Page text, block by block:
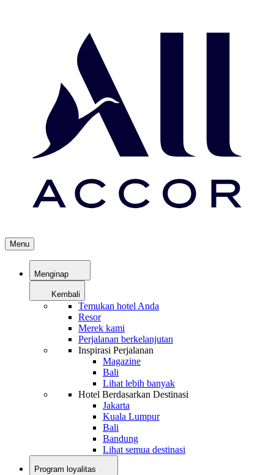
Menu
Menginap
Kembali
Temukan hotel Anda
Resor
Merek kami
Perjalanan berkelanjutan
Inspirasi Perjalanan
Magazine
Bali
Lihat lebih banyak
Hotel Berdasarkan Destinasi
Jakarta
Kuala Lumpur
Bali
Bandung
Lihat semua destinasi
Program loyalitas